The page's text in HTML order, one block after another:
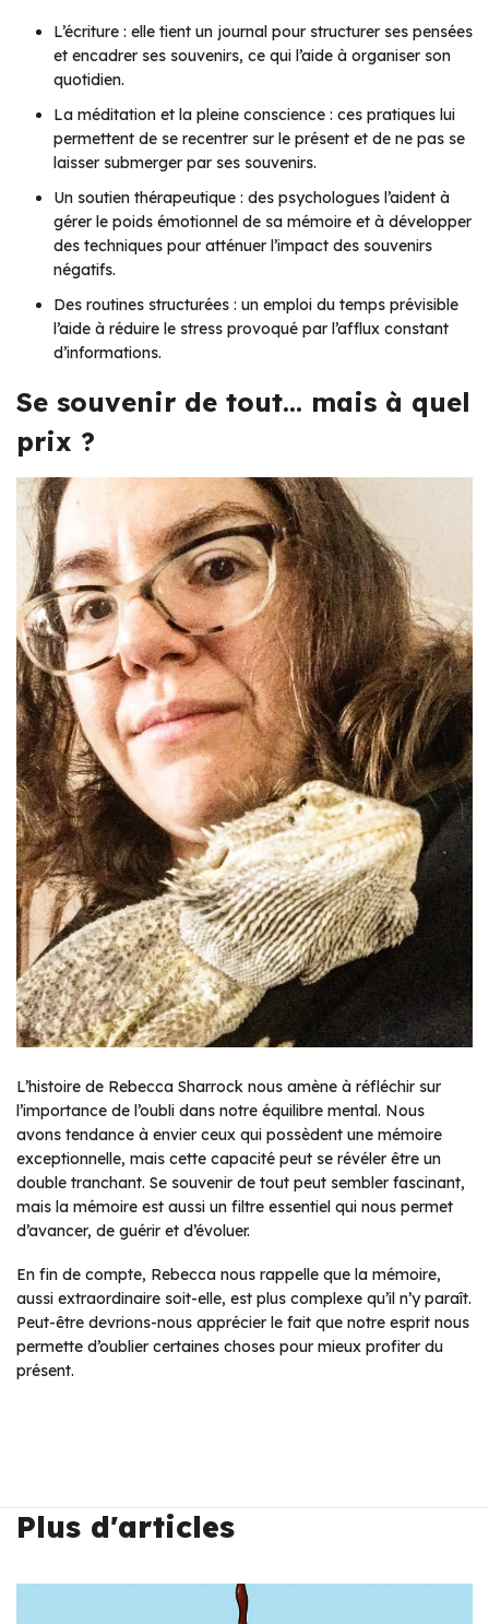
L’écriture : elle tient un journal pour structurer ses pensées
et encadrer ses souvenirs, ce qui l’aide à organiser son
quotidien.
La méditation et la pleine conscience : ces pratiques lui
permettent de se recentrer sur le présent et de ne pas se
laisser submerger par ses souvenirs.
Un soutien thérapeutique : des psychologues l’aident à
gérer le poids émotionnel de sa mémoire et à développer
des techniques pour atténuer l’impact des souvenirs
négatifs.
Des routines structurées : un emploi du temps prévisible
l’aide à réduire le stress provoqué par l’afflux constant
d’informations.
Se souvenir de tout… mais à quel
prix ?
L’histoire de Rebecca Sharrock nous amène à réfléchir sur
l’importance de l’oubli dans notre équilibre mental. Nous
avons tendance à envier ceux qui possèdent une mémoire
exceptionnelle, mais cette capacité peut se révéler être un
double tranchant. Se souvenir de tout peut sembler fascinant,
mais la mémoire est aussi un filtre essentiel qui nous permet
d’avancer, de guérir et d’évoluer.
En fin de compte, Rebecca nous rappelle que la mémoire,
aussi extraordinaire soit-elle, est plus complexe qu’il n’y paraît.
Peut-être devrions-nous apprécier le fait que notre esprit nous
permette d’oublier certaines choses pour mieux profiter du
présent.
Plus d'articles